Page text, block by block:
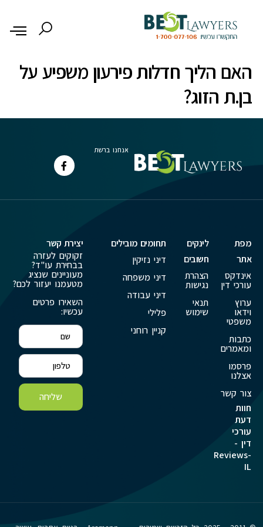
האם הליך חדלות פירעון משפיע על
בן.ת הזוג?
אנחנו ברשת
מפת
אתר
אינדקס
עורכי דין
ערוץ
וידאו
משפטי
כתבות
ומאמרים
פרסמו
אצלנו
צור קשר
חוות
דעת
עורכי
דין -
Reviews-
IL
לינקים
חשובים
הצהרת
נגישות
תנאי
שימוש
תחומים מובילים
דיני נזיקין
דיני משפחה
דיני עבודה
פלילי
קניין רוחני
יצירת קשר
זקוקים לעזרה
בבחירת עו"ד?
מעוניינים שנציג
מטעמנו יעזור לכם?
השאירו פרטים
עכשיו:
שליחה